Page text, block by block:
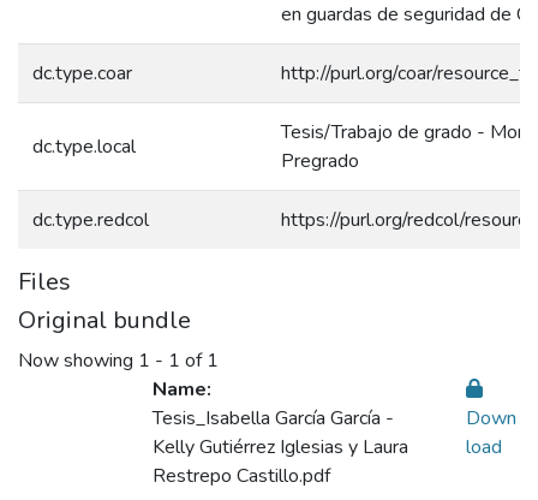
en guardas de seguridad de
dc.type.coar http://purl.org/coar/
dc.type.local
Tesis/Trabajo de grado -
Pregrado
dc.type.redcol https://purl.org/redcol/
Files
Original bundle
Now showing 1 - 1 of 1
Name:
Tesis_Isabella García García -
Kelly Gutiérrez Iglesias y Laura
Restrepo Castillo.pdf
Down
load